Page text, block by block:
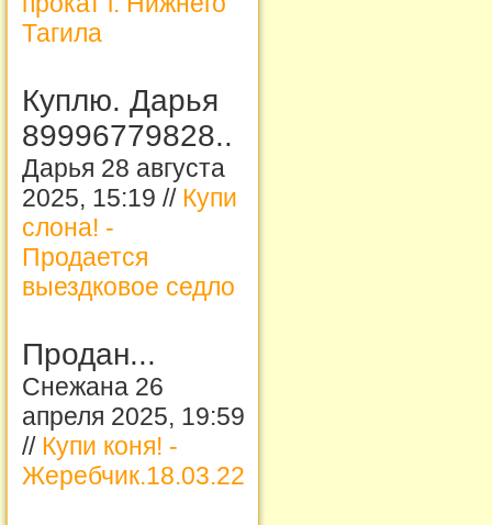
Тагила
Куплю. Дарья
89996779828..
Дарья 28 августа
2025, 15:19 // Купи
слона! -
Продается
выездковое седло
Продан...
Снежана 26
апреля 2025, 19:59
// Купи коня! -
Жеребчик.18.03.22